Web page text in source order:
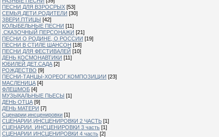
ПЕСНИ ДЛЯ ВЗРОСРЫХ [53]
СЕМЬЯ.ДЕТИ.РОДИТЕЛИ [30]
ЗВЕРИ.ПТИЦЫ [42]
КОЛЫБЕЛЬНЫЕ ПЕСНИ [11]
.СКАЗОЧНЫЙ ПЕРСОНАЖИ [21]
ПЕСНИ О РОДИНЕ, О РОССИИ [19]
ПЕСНИ В СТИЛЕ ШАНСОН [18]
ПЕСНИ ДЛЯ ФЕСТИВАЛЕЙ [10]
ДЕНЬ КОСМОНАВТИКИ [11]
ЮБИЛЕЙ ДЕТ.САДА [2]
РОЖДЕСТВО [9]
ПЕСНИ-ТАНЦЫ-ХОРЕОГ.КОМПОЗИЦИИ [23]
МАСЛЕНИЦА [4]
ФЛЕШМОБ [4]
МУЗЫКАЛЬНЫЕ ПЬЕСЫ [1]
ДЕНЬ ОТЦА [9]
ДЕНЬ МАТЕРИ [7]
Сценарии,инсценировки [1]
СЦЕНАРИИ,ИНСЦЕНИРОВКИ 2 ЧАСТЬ [1]
СЦЕНАРИИ. ИНСЦЕНИРОВКИ 3 часть [1]
СЦЕНАРИИ ИНСЦЕНИРОВКИ 4 часть [2]